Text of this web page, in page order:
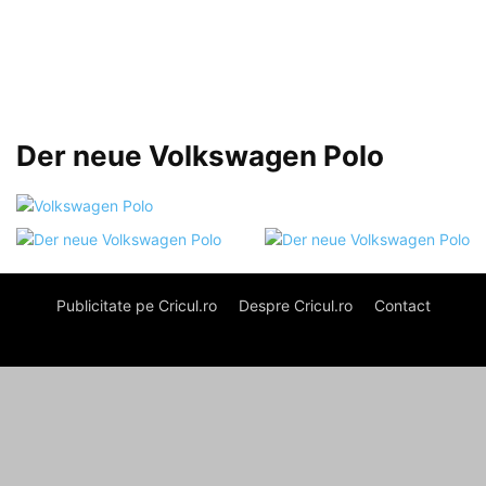
Der neue Volkswagen Polo
Publicitate pe Cricul.ro Despre Cricul.ro Contact